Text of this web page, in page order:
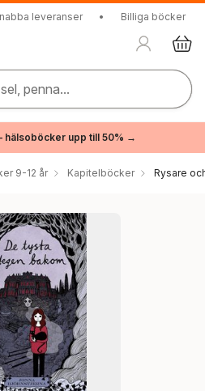
leveranser • Billiga böcker
penna...
hälsoböcker upp till 50% →
9-12 år Kapitelböcker Rysare